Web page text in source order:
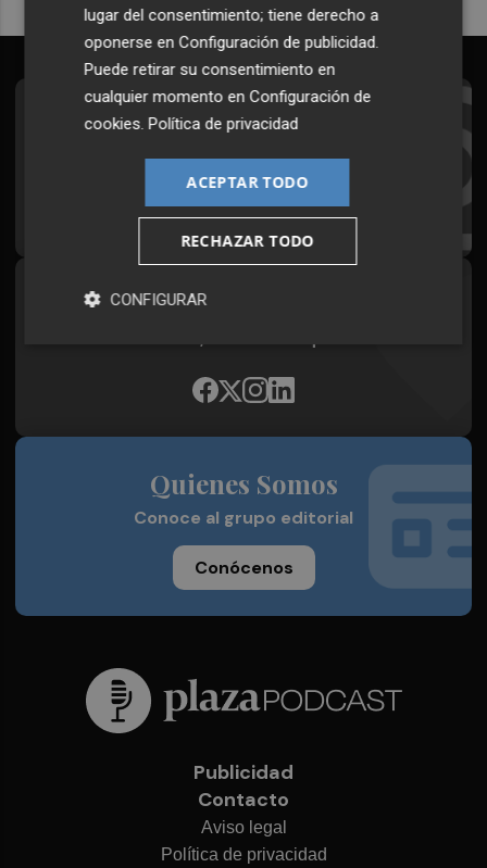
Suscríbete al Boletín
Todos los días a primera hora en tu email
¡Quiero suscribirme!
Síguenos en redes
Quienes Somos
Conoce al grupo editorial
Conócenos
Publicidad
Contacto
Aviso legal
Política de privacidad
lugar del consentimiento; tiene derecho a
oponerse enConfiguración de publicidad
Puede retirar su consentimiento en
cualquier momento enConfiguración de
cookies .Política de privacidad
ACEPTAR TODO
RECHAZAR TODO
CONFIGURAR